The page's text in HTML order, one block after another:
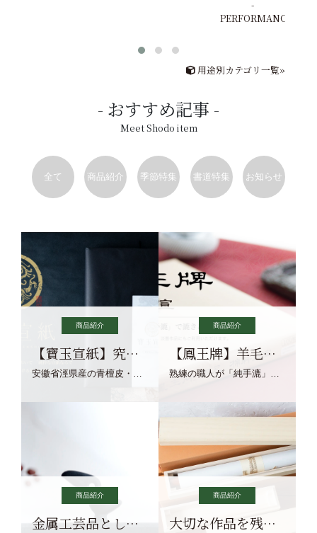
PERFORMANCE
用途別カテゴリ一覧»
おすすめ記事
Meet Shodo item
全て 商品紹介 季節特集 書道特集 お知らせ
商品紹介
【寶玉宣紙】究極の純粋な宣紙を目指す寶玉宣紙
商品紹介
【鳳王牌】羊毛筆×濃墨での揮毫に最適な宣紙系画仙紙
商品紹介
金属工芸品としての文鎮
商品紹介
大切な作品を残す作品保存商品